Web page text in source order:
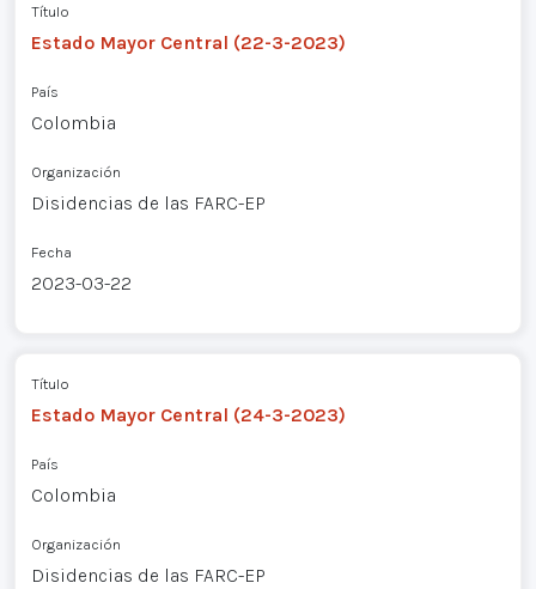
Título
Estado Mayor Central (22-3-2023)
País
Colombia
Organización
Disidencias de las FARC-EP
Fecha
2023-03-22
Título
Estado Mayor Central (24-3-2023)
País
Colombia
Organización
Disidencias de las FARC-EP